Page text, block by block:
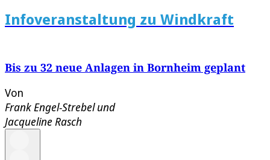
Infoveranstaltung zu Windkraft
Bis zu 32 neue Anlagen in Bornheim geplant
Von
Frank Engel-Strebelund
Jacqueline Rasch